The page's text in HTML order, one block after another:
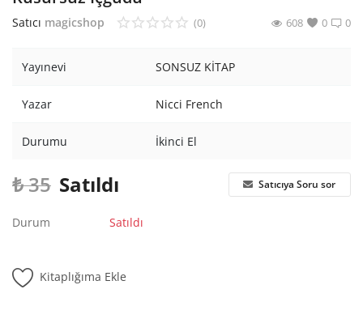
Diğer
Kitaplığım
Destek Merkezi
Satıcı magicshop 0
(0) 0
608
Yayınevi SONSUZ KİTAP
Yazar Nicci French
Durumu İkinci El
₺35 Satıldı Satıcıya Soru sor
Durum Satıldı
Kitaplığıma Ekle